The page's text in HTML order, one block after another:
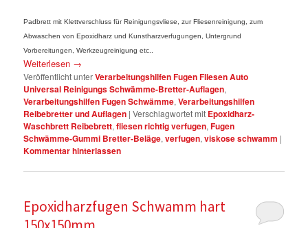
Padbrett mit Klettverschluss für Reinigungsvliese, zur Fliesenreinigung, zum
Abwaschen von Epoxidharz und Kunstharzverfugungen, Untergrund
Vorbereitungen, Werkzeugreinigung etc..
Weiterlesen →
Veröffentlicht unterVerarbeitungshilfen Fugen Fliesen Auto
Universal Reinigungs Schwämme-Bretter-Auflagen,
Verarbeitungshilfen Fugen Schwämme,Verarbeitungshilfen
Reibebretter und Auflagen |Verschlagwortet mit Epoxidharz-
Waschbrett Reibebrett,fliesen richtig verfugen,Fugen
Schwämme-Gummi Bretter-Beläge,verfugen,viskose schwamm |
Kommentar hinterlassen
Epoxidharzfugen Schwamm hart